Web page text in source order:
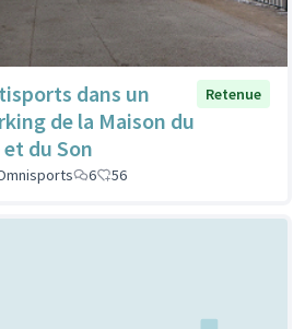
dans un
de la Maison du
du Son
Retenue
6 56